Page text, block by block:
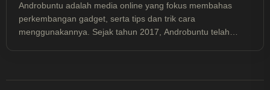
Androbuntu adalah media online yang fokus membahas
perkembangan gadget, serta tips dan trik cara
menggunakannya. Sejak tahun 2017, Androbuntu telah